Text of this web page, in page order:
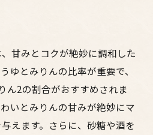
甘みとコクが絶妙に調和した
ゆとみりんの比率が重要で、
ん2の割合がおすすめされま
いとみりんの甘みが絶妙にマ
えます。さらに、砂糖や酒を